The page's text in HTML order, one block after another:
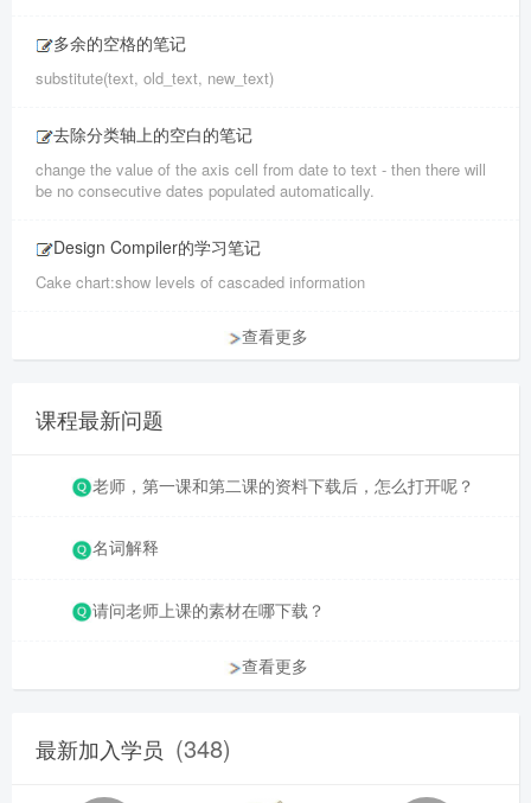
多余的空格的笔记
substitute(text, old_text, new_text)
去除分类轴上的空白的笔记
change the value of the axis cell from date to text - then there will
be no consecutive dates populated automatically.
Design Compiler的学习笔记
Cake chart:show levels of cascaded information
查看更多
课程最新问题
老师，第一课和第二课的资料下载后，怎么打开呢？
名词解释
请问老师上课的素材在哪下载？
查看更多
最新加入学员 (348)